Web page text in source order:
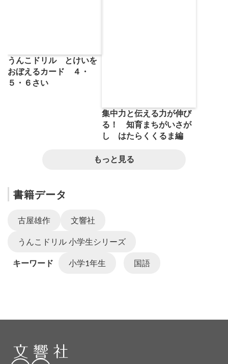
うんこドリル とけいを
おぼえるカード ４・
５・６さい
集中力と伝える力が伸び
る！ 知育まちがいさが
し はたらくくるま編
もっと見る
書籍データ
古屋雄作 文響社
うんこドリル 小学生シリーズ
キーワード 小学1年生 国語